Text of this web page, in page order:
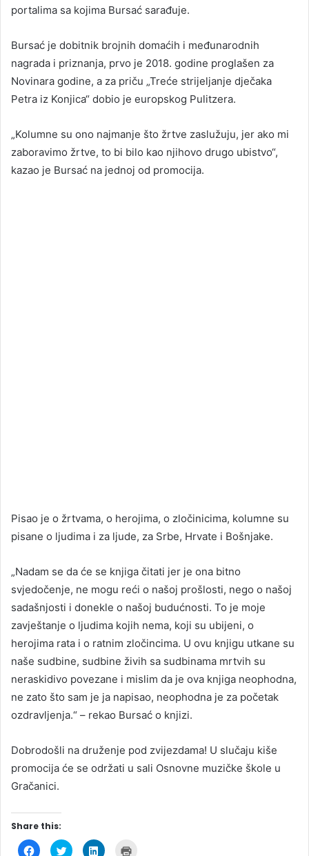
portalima sa kojima Bursać sarađuje.
Bursać je dobitnik brojnih domaćih i međunarodnih
nagrada i priznanja, prvo je 2018. godine proglašen za
Novinara godine, a za priču „Treće strijeljanje dječaka
Petra iz Konjica“ dobio je europskog Pulitzera.
„Kolumne su ono najmanje što žrtve zaslužuju, jer ako mi
zaboravimo žrtve, to bi bilo kao njihovo drugo ubistvo“,
kazao je Bursać na jednoj od promocija.
Pisao je o žrtvama, o herojima, o zločinicima, kolumne su
pisane o ljudima i za ljude, za Srbe, Hrvate i Bošnjake.
„Nadam se da će se knjiga čitati jer je ona bitno
svjedočenje, ne mogu reći o našoj prošlosti, nego o našoj
sadašnjosti i donekle o našoj budućnosti. To je moje
zavještanje o ljudima kojih nema, koji su ubijeni, o
herojima rata i o ratnim zločincima. U ovu knjigu utkane su
naše sudbine, sudbine živih sa sudbinama mrtvih su
neraskidivo povezane i mislim da je ova knjiga neophodna,
ne zato što sam je ja napisao, neophodna je za početak
ozdravljenja.“ – rekao Bursać o knjizi.
Dobrodošli na druženje pod zvijezdama! U slučaju kiše
promocija će se održati u sali Osnovne muzičke škole u
Gračanici.
Share this:
C
C C